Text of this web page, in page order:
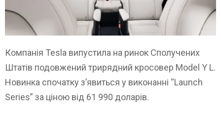
Компанія Tesla випустила на ринок Сполучених
Штатів подовжений трирядний кросовер Model Y L.
Новинка спочатку з’явиться у виконанні “Launch
Series” за ціною від 61 990 доларів.